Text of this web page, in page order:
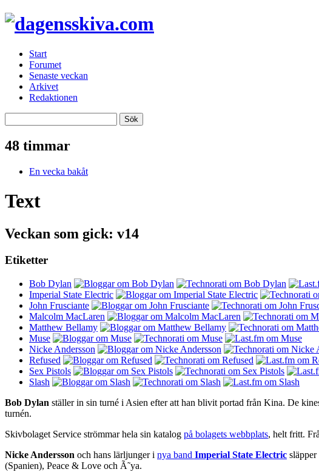
Start
Forumet
Senaste veckan
Arkivet
Redaktionen
48 timmar
En vecka bakåt
Text
Veckan som gick: v14
Etiketter
Bob Dylan
Imperial State Electric
John Frusciante
Malcolm MacLaren
Matthew Bellamy
Muse
Nicke Andersson
Refused
Sex Pistols
Slash
Bob Dylan ställer in sin turné i Asien efter att han blivit portad från Kina. De
turnén.
Skivbolaget Service strömmar hela sin katalog på bolagets webbplats, helt fritt.
Nicke Andersson och hans lärljunger i nya band Imperial State Electric
(Spanien), Peace & Love och Ã˜ya.